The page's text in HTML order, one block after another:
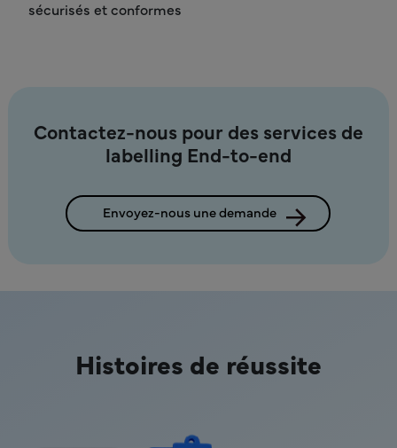
sécurisés et conformes
Contactez-nous pour des services de
labelling End-to-end
Envoyez-nous une demande
Histoires de réussite